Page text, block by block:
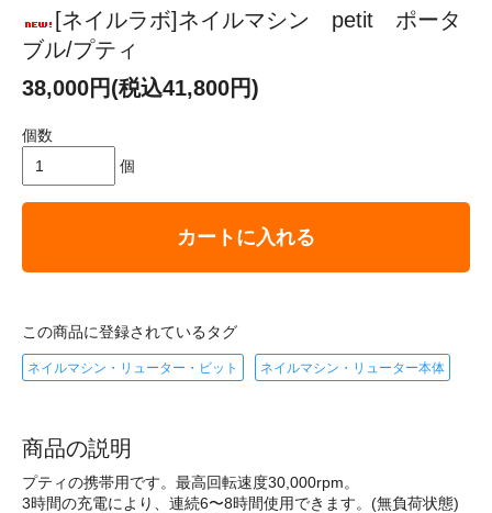
[ネイルラボ]ネイルマシン petit ポータ
ブル/プティ
38,000円(税込41,800円)
個数
個
カートに入れる
この商品に登録されているタグ
ネイルマシン・リューター・ビット ネイルマシン・リューター本体
商品の説明
プティの携帯用です。最高回転速度30,000rpm。
3時間の充電により、連続6〜8時間使用できます。(無負荷状態)